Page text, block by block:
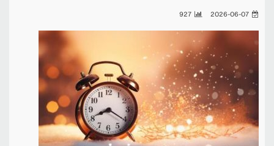
2026-06-07
927